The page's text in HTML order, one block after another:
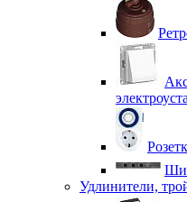
Удлинители,